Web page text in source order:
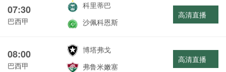
07:30
巴西甲
科里蒂巴
沙佩科恩斯
高清直播
08:00
巴西甲
博塔弗戈
弗鲁米嫩塞
高清直播